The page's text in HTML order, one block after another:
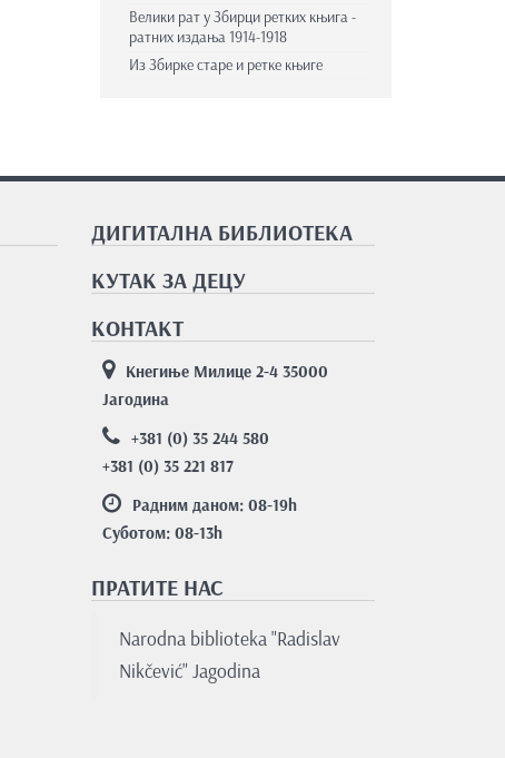
Велики рат у Збирци ретких књига -
ратних издања 1914-1918
Из Збирке старе и ретке књиге
ДИГИТАЛНА БИБЛИОТЕКА
КУТАК ЗА ДЕЦУ
КОНТАКТ
Кнегиње Милице 2-4 35000
Јагодина
+381 (0) 35 244 580
+381 (0) 35 221 817
Радним даном: 08-19h
Суботом: 08-13h
ПРАТИТЕ НАС
Nаrodnа bibliotekа "Rаdislаv
Nikčević" Jаgodinа